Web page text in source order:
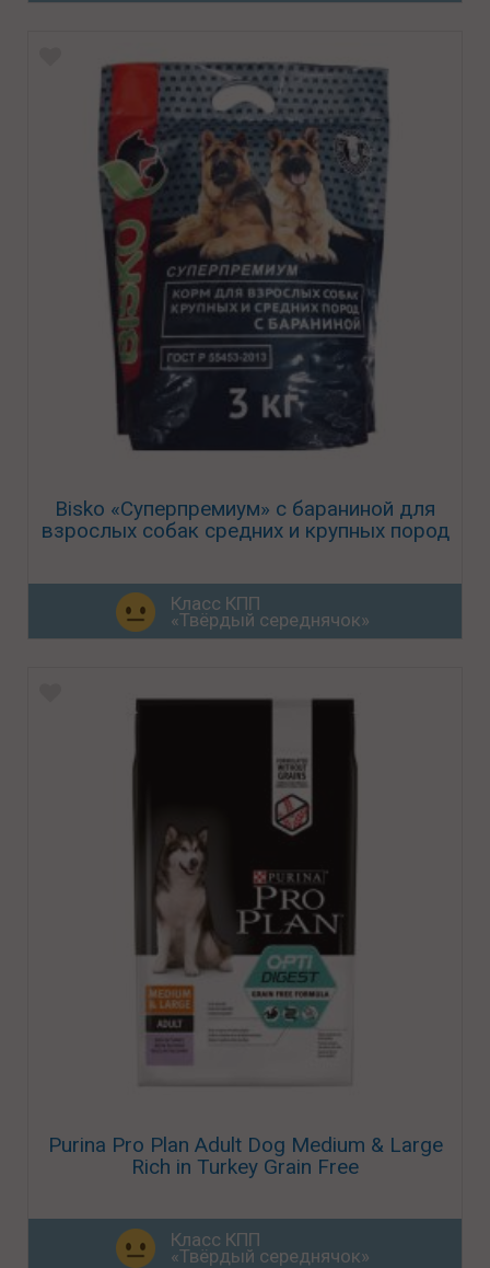
Bisko «Суперпремиум» с бараниной для
взрослых собак средних и крупных пород
Класс КПП
«Твёрдый середнячок»
Purina Pro Plan Adult Dog Medium & Large
Rich in Turkey Grain Free
Класс КПП
«Твёрдый середнячок»